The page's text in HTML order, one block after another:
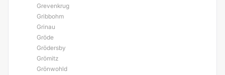
Grevenkrug
Gribbohm
Grinau
Gröde
Grödersby
Grömitz
Grönwohld